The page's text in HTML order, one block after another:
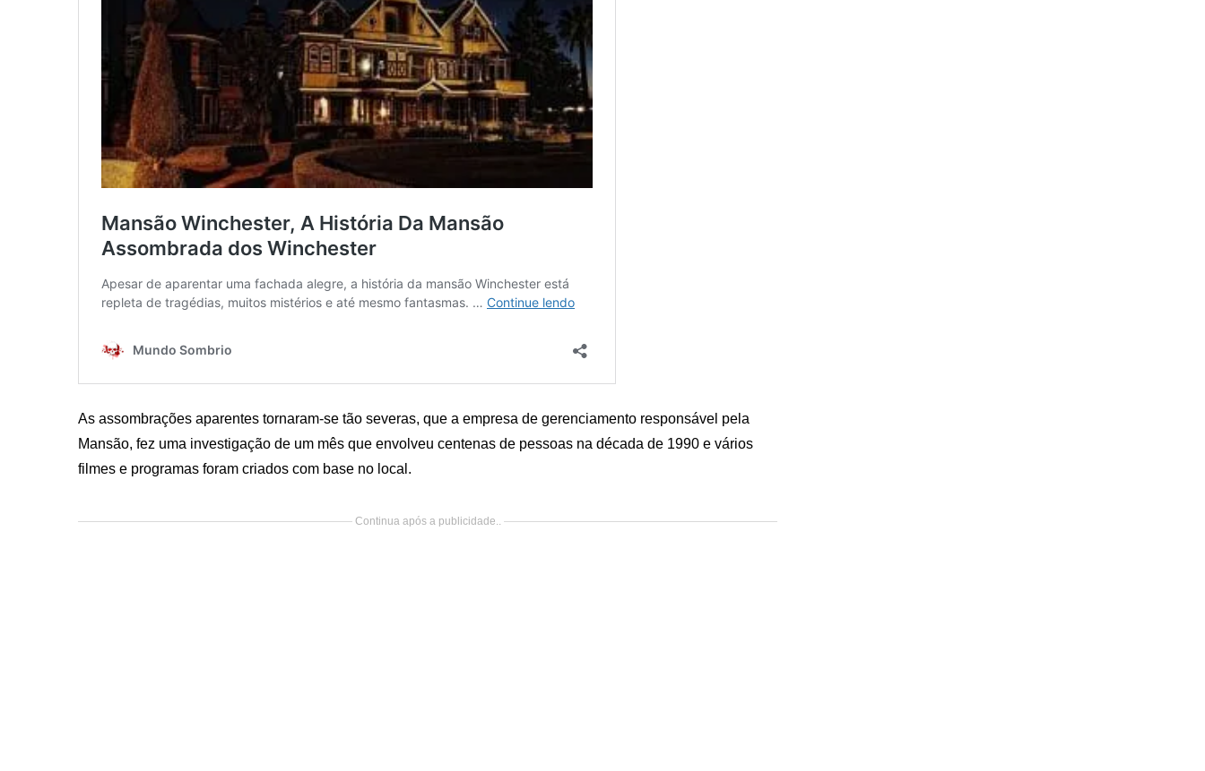
As assombrações aparentes tornaram-se tão severas, que a empresa de gerenciamento responsável pela
Mansão, fez uma investigação de um mês que envolveu centenas de pessoas na década de 1990 e vários
filmes e programas foram criados com base no local.
Continua após a publicidade..